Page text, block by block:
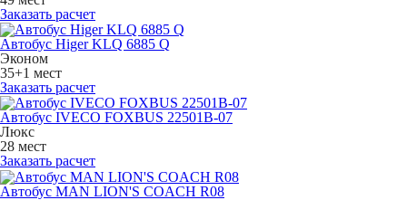
Заказать расчет
Автобус Higer KLQ 6885 Q
Эконом
35+1 мест
Заказать расчет
Автобус IVECO FOXBUS 22501В-07
Люкс
28 мест
Заказать расчет
Автобус MAN LION'S COACH R08